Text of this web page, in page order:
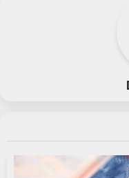
بقي مستقراً
على التوالي،
رغم